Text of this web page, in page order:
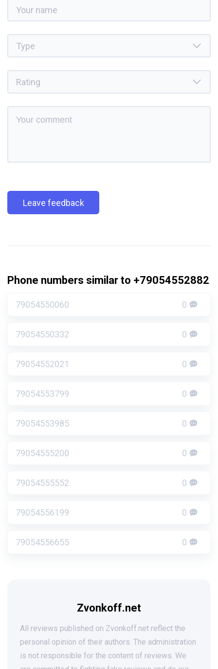
Leave feedback
Phone numbers similar to +79054552882
79054550060 0
79054550332 0
79054552021 0
79054553799 0
79054553985 0
79054555200 0
79054555552 0
79054556199 0
79054556655 0
Zvonkoff.net
All reviews published on Zvonkoff.net reflect the
personal opinion of their authors. The administration
is not responsible for the content of reviews. We